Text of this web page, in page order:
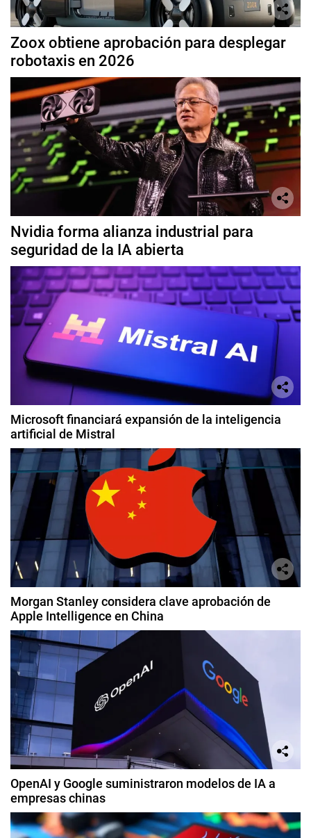
Zoox obtiene aprobación para desplegar
robotaxis en 2026
Nvidia forma alianza industrial para
seguridad de la IA abierta
Microsoft financiará expansión de la inteligencia
artificial de Mistral
Morgan Stanley considera clave aprobación de
Apple Intelligence en China
OpenAI y Google suministraron modelos de IA a
empresas chinas